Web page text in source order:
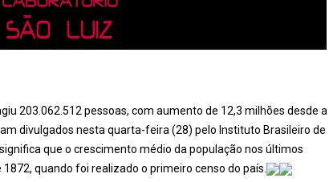
203.062.512 pessoas, com aumento de 12,3 milhões desde a
divulgados nesta quarta-feira (28) pelo Instituto Brasileiro de
que o crescimento médio da população nos últimos
quando foi realizado o primeiro censo do país.